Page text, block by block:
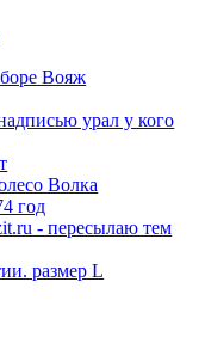
Вояж
урал у кого
Волка
год
- пересылаю тем
размер L